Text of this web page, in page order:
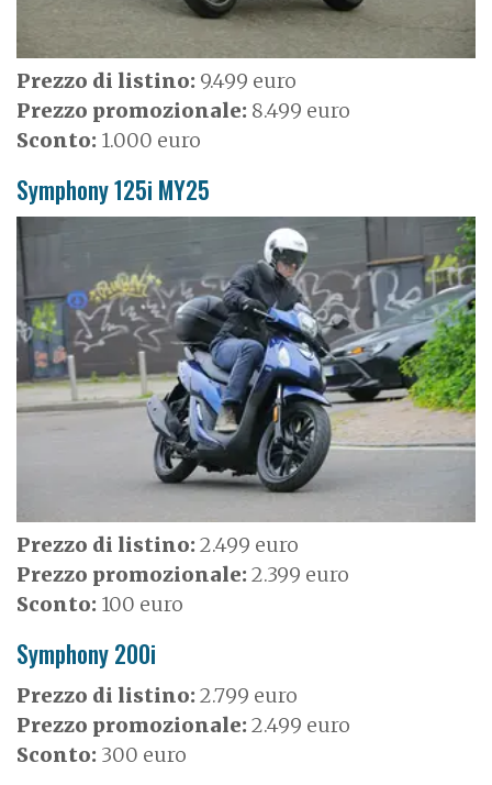
Prezzo di listino: 9.499 euro
Prezzo promozionale: 8.499 euro
Sconto: 1.000 euro
Symphony 125i MY25
I
m
a
g
e
Prezzo di listino: 2.499 euro
Prezzo promozionale: 2.399 euro
Sconto: 100 euro
Symphony 200i
Prezzo di listino: 2.799 euro
Prezzo promozionale: 2.499 euro
Sconto: 300 euro